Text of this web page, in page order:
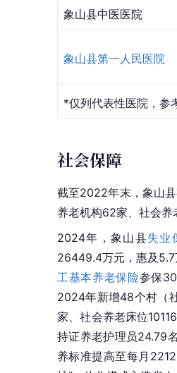
象山县中医医院
象山县第一人民医院
*仅列代表性医院，参
社会保障
截至2022年末，象山
养老机构62家、社会养
2024年，象山县失业
26449.4万元，惠及5.7
工基本养老保险参保
2024年新增48个村（
家、社会养老床位
持证养老护理员24.79
养标准提高至每月